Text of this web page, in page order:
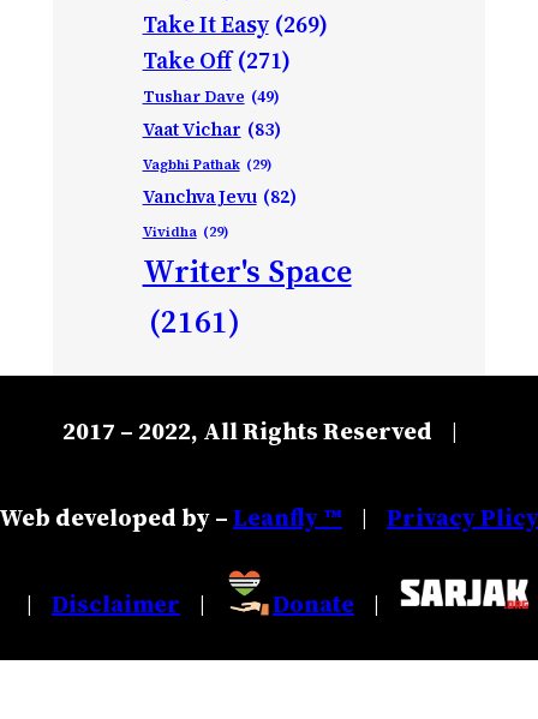
Take It Easy (269)
Take Off (271)
Tushar Dave (49)
Vaat Vichar (83)
Vagbhi Pathak (29)
Vanchva Jevu (82)
Vividha (29)
Writer's Space
(2161)
2017 – 2022, All Rights Reserved |
Web developed by –Leanfly ™ | Privacy Plicy
| Disclaimer | Donate |